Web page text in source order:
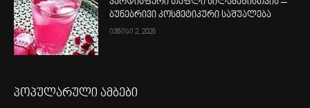
ვარდისფერი თაფლი სილამაზისთვის –
ბუნებრივი კოსმეტიკური საშუალება
ივნისი 2, 2026
პოპულარული ამბები